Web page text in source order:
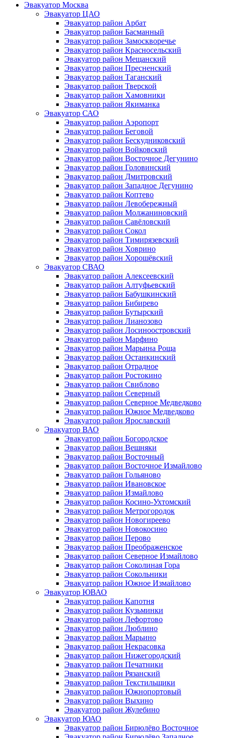
Эвакуатор Москва
Эвакуатор ЦАО
Эвакуатор район Арбат
Эвакуатор район Басманный
Эвакуатор район Замоскворечье
Эвакуатор район Красносельский
Эвакуатор район Мещанский
Эвакуатор район Пресненский
Эвакуатор район Таганский
Эвакуатор район Тверской
Эвакуатор район Хамовники
Эвакуатор район Якиманка
Эвакуатор САО
Эвакуатор район Аэропорт
Эвакуатор район Беговой
Эвакуатор район Бескудниковский
Эвакуатор район Войковский
Эвакуатор район Восточное Дегунино
Эвакуатор район Головинский
Эвакуатор район Дмитровский
Эвакуатор район Западное Дегунино
Эвакуатор район Коптево
Эвакуатор район Левобережный
Эвакуатор район Молжаниновский
Эвакуатор район Савёловский
Эвакуатор район Сокол
Эвакуатор район Тимирязевский
Эвакуатор район Ховрино
Эвакуатор район Хорошёвский
Эвакуатор СВАО
Эвакуатор район Алексеевский
Эвакуатор район Алтуфьевский
Эвакуатор район Бабушкинский
Эвакуатор район Бибирево
Эвакуатор район Бутырский
Эвакуатор район Лианозово
Эвакуатор район Лосиноостровский
Эвакуатор район Марфино
Эвакуатор район Марьина Роща
Эвакуатор район Останкинский
Эвакуатор район Отрадное
Эвакуатор район Ростокино
Эвакуатор район Свиблово
Эвакуатор район Северный
Эвакуатор район Северное Медведково
Эвакуатор район Южное Медведково
Эвакуатор район Ярославский
Эвакуатор ВАО
Эвакуатор район Богородское
Эвакуатор район Вешняки
Эвакуатор район Восточный
Эвакуатор район Восточное Измайлово
Эвакуатор район Гольяново
Эвакуатор район Ивановское
Эвакуатор район Измайлово
Эвакуатор район Косино-Ухтомский
Эвакуатор район Метрогородок
Эвакуатор район Новогиреево
Эвакуатор район Новокосино
Эвакуатор район Перово
Эвакуатор район Преображенское
Эвакуатор район Северное Измайлово
Эвакуатор район Соколиная Гора
Эвакуатор район Сокольники
Эвакуатор район Южное Измайлово
Эвакуатор ЮВАО
Эвакуатор район Капотня
Эвакуатор район Кузьминки
Эвакуатор район Лефортово
Эвакуатор район Люблино
Эвакуатор район Марьино
Эвакуатор район Некрасовка
Эвакуатор район Нижегородский
Эвакуатор район Печатники
Эвакуатор район Рязанский
Эвакуатор район Текстильщики
Эвакуатор район Южнопортовый
Эвакуатор район Выхино
Эвакуатор район Жулебино
Эвакуатор ЮАО
Эвакуатор район Бирюлёво Восточное